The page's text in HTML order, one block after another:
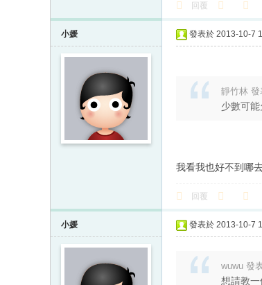
回覆
小媛 發表於 2013-10-7
靜竹林 發
少數可
我看我也好不到哪去
回覆
小媛 發表於 2013-10-7
wuwu 發
想請教一